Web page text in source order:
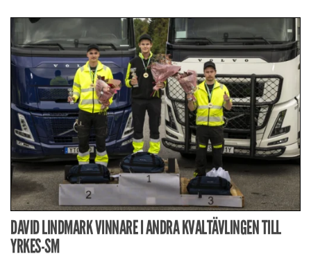
DAVID LINDMARK VINNARE I ANDRA KVALTÄVLINGEN TILL
YRKES-SM